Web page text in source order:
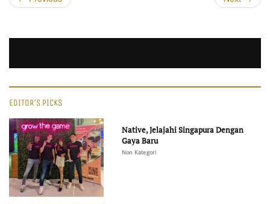
EDITOR'S PICKS
Native, Jelajahi Singapura Dengan
Gaya Baru
Non Kategori